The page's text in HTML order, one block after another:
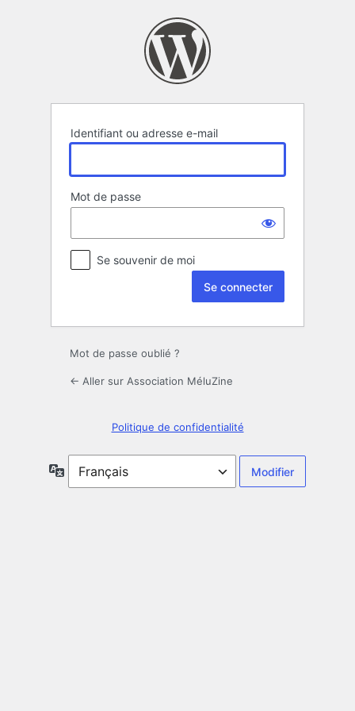
Identifiant ou adresse e-mail
Mot de passe
Se souvenir de moi
Mot de passe oublié ?
← Aller sur Association MéluZine
Politique de confidentialité
Langue